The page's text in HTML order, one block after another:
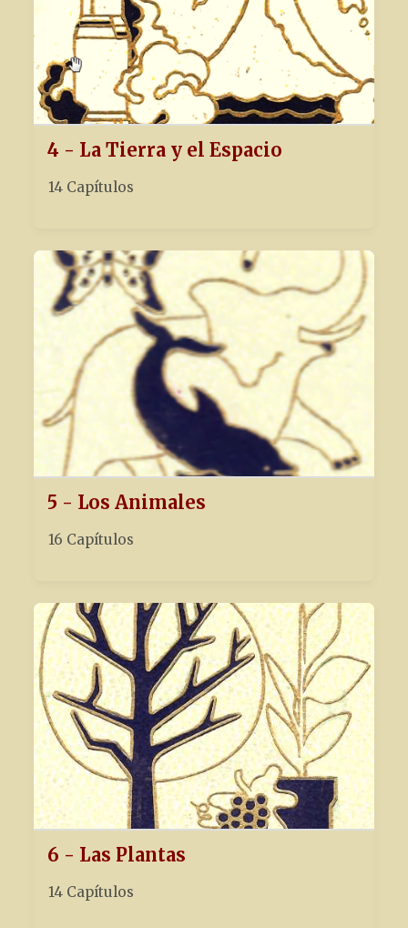
4 - La Tierra y el Espacio
14 Capítulos
5 - Los Animales
16 Capítulos
6 - Las Plantas
14 Capítulos